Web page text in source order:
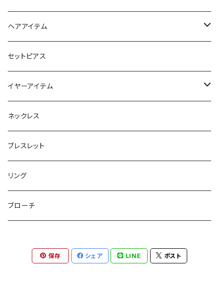
スマホリング＆グリップ
マルチショルダー
ポーチ
マチ付きポーチ
フラットポーチ
スマートキーポーチ
チャーム / カラビナ
ウォレット / 財布
トートバッグ
パスケース
ミラー
ハンドタオル
ヘアアイテム
静電気軽減ヘアブレスレット
ポニーフック
テールクラッチ
シュシュット
キープスタイラー
ヘアピン
ヘアクリップ
セットピアス
イヤーアイテム
ステンレスピアス
ピアス
イヤリング
セットピアス
イヤーカフ
ネックレス
ブレスレット
リング
ブローチ
保存 シェア LINE ポスト